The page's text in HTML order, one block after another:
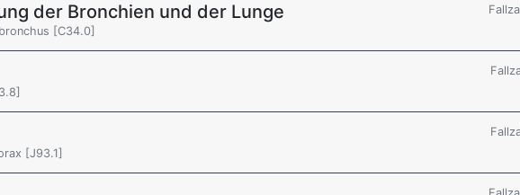
der Bronchien und der Lunge
[C34.0]
[J93.1]